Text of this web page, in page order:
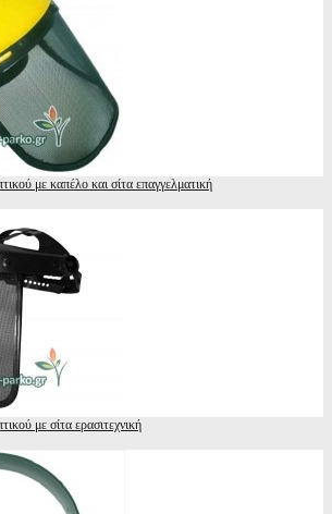
με καπέλο και σίτα επαγγελματική
με σίτα ερασιτεχνική